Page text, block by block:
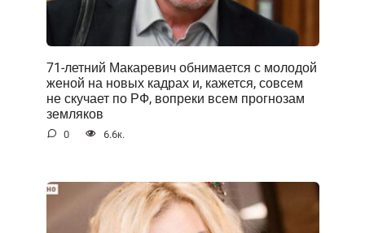
71-летний Макаревич обнимается с молодой
женой на новых кадрах и, кажется, совсем
не скучает по РФ, вопреки всем прогнозам
земляков
0 6.6к.